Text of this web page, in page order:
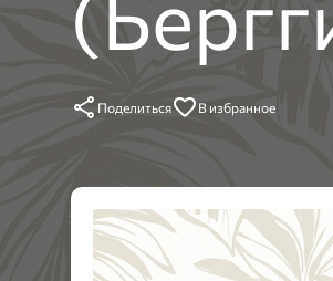
Поделиться В избранное